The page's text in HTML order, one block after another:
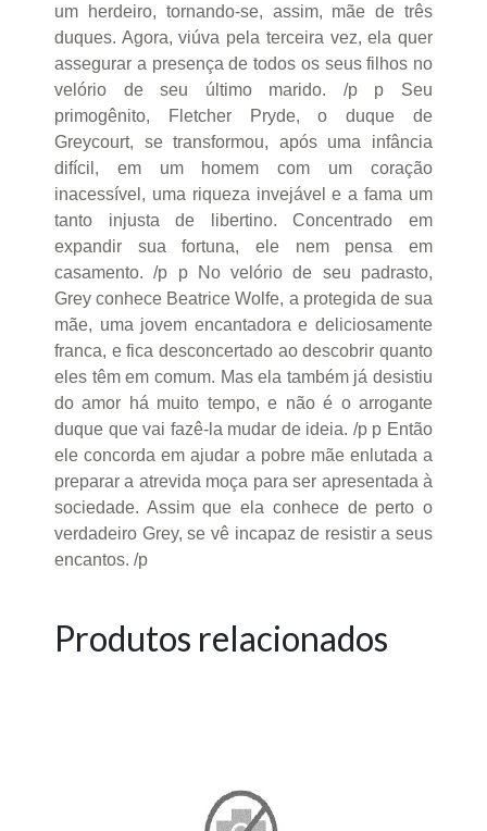
um herdeiro, tornando-se, assim, mãe de três
duques. Agora, viúva pela terceira vez, ela quer
assegurar a presença de todos os seus filhos no
velório de seu último marido. /p p Seu
primogênito, Fletcher Pryde, o duque de
Greycourt, se transformou, após uma infância
difícil, em um homem com um coração
inacessível, uma riqueza invejável e a fama um
tanto injusta de libertino. Concentrado em
expandir sua fortuna, ele nem pensa em
casamento. /p p No velório de seu padrasto,
Grey conhece Beatrice Wolfe, a protegida de sua
mãe, uma jovem encantadora e deliciosamente
franca, e fica desconcertado ao descobrir quanto
eles têm em comum. Mas ela também já desistiu
do amor há muito tempo, e não é o arrogante
duque que vai fazê-la mudar de ideia. /p p Então
ele concorda em ajudar a pobre mãe enlutada a
preparar a atrevida moça para ser apresentada à
sociedade. Assim que ela conhece de perto o
verdadeiro Grey, se vê incapaz de resistir a seus
encantos. /p
Produtos relacionados